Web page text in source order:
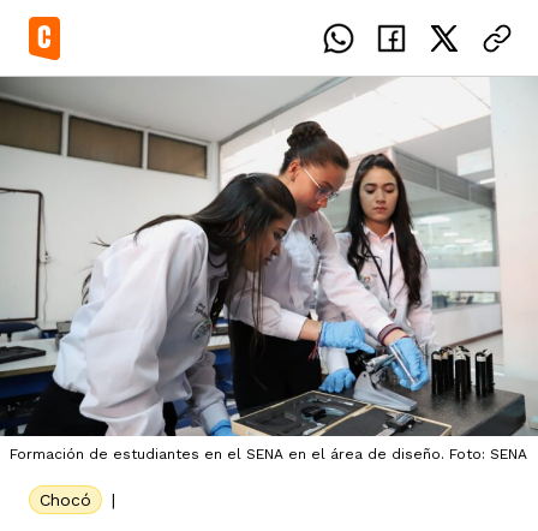
Formación de estudiantes en el SENA en el área de diseño. Foto: SENA
Chocó |
país
del Caguán
del Cesar